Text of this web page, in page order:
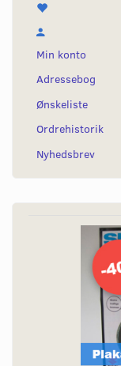
Min konto
Adressebog
Ønskeliste
Ordrehistorik
Nyhedsbrev